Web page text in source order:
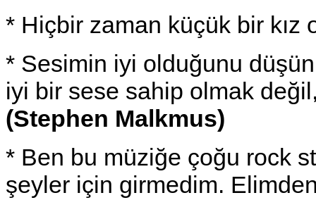
* Hiçbir zaman küçük bir kız
* Sesimin iyi olduğunu
iyi bir sese sahip olmak
(Stephen Malkmus)
* Ben bu müziğe çoğu rock
şeyler için girmedim.